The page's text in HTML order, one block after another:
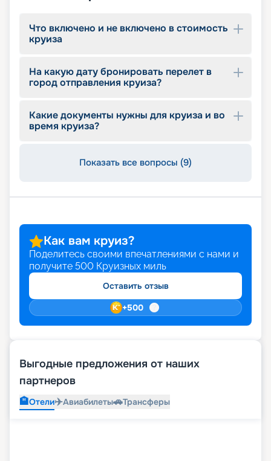
Что включено и не включено в стоимость
круиза
На какую дату бронировать перелет в
город отправления круиза?
Какие документы нужны для круиза и во
время круиза?
Показать все вопросы (9)
Как вам круиз?
Поделитесь своими впечатлениями с нами и
получите 500 Круизных миль
Оставить отзыв
+500
Выгодные предложения от наших
партнеров
🏨Отели✈️Авиабилеты🚗Трансферы